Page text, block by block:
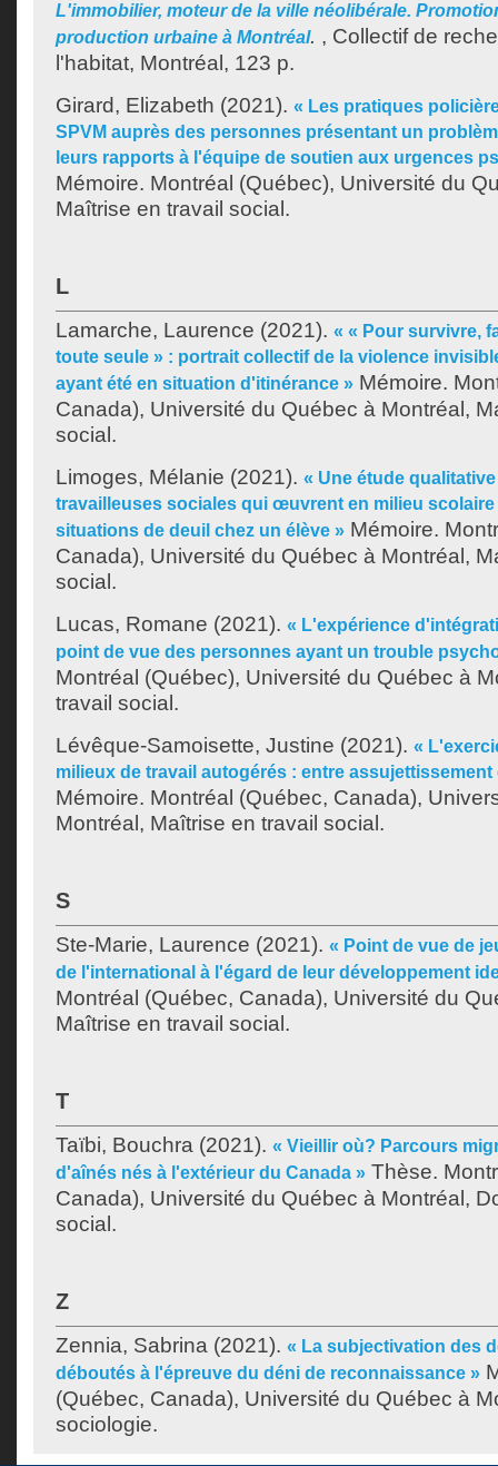
L'immobilier, moteur de la ville néolibérale.
production urbaine à Montréal. , Collectif de
l'habitat, Montréal, 123 p.
Girard, Elizabeth (2021). « Les pratiques
SPVM auprès des personnes présentant un
leurs rapports à l'équipe de soutien aux urgences
Mémoire. Montréal (Québec), Université du
Maîtrise en travail social.
L
Lamarche, Laurence (2021). « « Pour survivre,
toute seule » : portrait collectif de la violence
ayant été en situation d'itinérance » Mémoire.
Canada), Université du Québec à Montréal,
social.
Limoges, Mélanie (2021). « Une étude
travailleuses sociales qui œuvrent en milieu
situations de deuil chez un élève » Mémoire.
Canada), Université du Québec à Montréal,
social.
Lucas, Romane (2021). « L'expérience
point de vue des personnes ayant un trouble
Montréal (Québec), Université du Québec à
travail social.
Lévêque-Samoisette, Justine (2021). «
milieux de travail autogérés : entre
Mémoire. Montréal (Québec, Canada),
Montréal, Maîtrise en travail social.
S
Ste-Marie, Laurence (2021). « Point de vue de
de l'international à l'égard de leur développement
Montréal (Québec, Canada), Université du
Maîtrise en travail social.
T
Taïbi, Bouchra (2021). « Vieillir où? Parcours
d'aînés nés à l'extérieur du Canada » Thèse.
Canada), Université du Québec à Montréal,
social.
Z
Zennia, Sabrina (2021). « La subjectivation des
déboutés à l'épreuve du déni de reconnaissance »
(Québec, Canada), Université du Québec à
sociologie.